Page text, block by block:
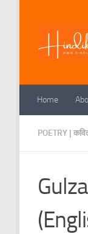
Home
POETRY |